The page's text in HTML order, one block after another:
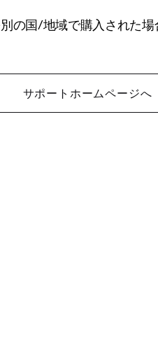
の国/地域で購入された
サポートホームページへ